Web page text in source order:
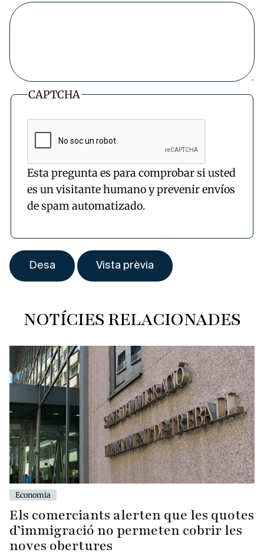
CAPTCHA
Esta pregunta es para comprobar si usted
es un visitante humano y prevenir envíos
de spam automatizado.
NOTÍCIES RELACIONADES
Economia
Els comerciants alerten que les quotes
d’immigració no permeten cobrir les
noves obertures